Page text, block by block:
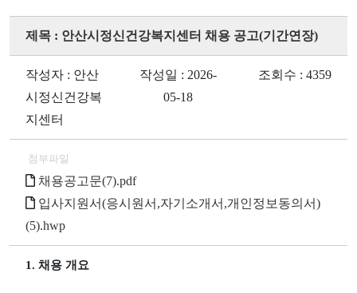
제목 : 안산시정신건강복지센터 채용 공고(기간연장)
작성자 : 안산
시정신건강복
지센터
작성일 : 2026-
05-18
조회수 : 4359
첨부파일
채용공고문(7).pdf
입사지원서(응시원서,자기소개서,개인정보동의서)
(5).hwp
1. 채용 개요